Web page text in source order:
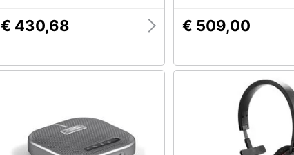
€ 430,68 € 509,00